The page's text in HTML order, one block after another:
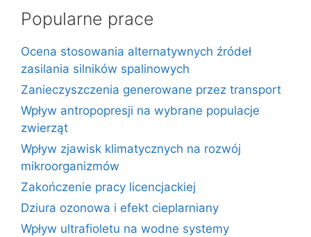
Popularne prace
Ocena stosowania alternatywnych źródeł
zasilania silników spalinowych
Zanieczyszczenia generowane przez transport
Wpływ antropopresji na wybrane populacje
zwierząt
Wpływ zjawisk klimatycznych na rozwój
mikroorganizmów
Zakończenie pracy licencjackiej
Dziura ozonowa i efekt cieplarniany
Wpływ ultrafioletu na wodne systemy